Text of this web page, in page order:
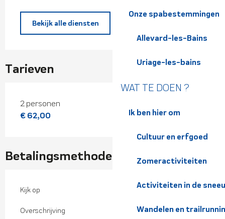
Onze spabestemmingen
Allevard-les-Bains
Uriage-les-bains
WAT TE DOEN ?
Ik ben hier om
Cultuur en erfgoed
Zomeractiviteiten
Activiteiten in de
Wandelen en
Bekijk alle diensten
Tarieven
Tarieven 2026
2 personen
€ 62,00
Betalingsmethoden
Kijk op
Overschrijving